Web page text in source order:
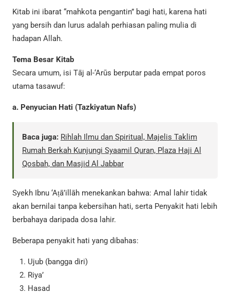
Kitab ini ibarat “mahkota pengantin” bagi hati, karena hati
yang bersih dan lurus adalah perhiasan paling mulia di
hadapan Allah.
Tema Besar Kitab
Secara umum, isi Tāj al-‘Arūs berputar pada empat poros
utama tasawuf:
a. Penyucian Hati (Tazkiyatun Nafs)
Baca juga: Rihlah Ilmu dan Spiritual, Majelis Taklim
Rumah Berkah Kunjungi Syaamil Quran, Plaza Haji Al
Qosbah, dan Masjid Al Jabbar
Syekh Ibnu ‘Aṭā’illāh menekankan bahwa: Amal lahir tidak
akan bernilai tanpa kebersihan hati, serta Penyakit hati lebih
berbahaya daripada dosa lahir.
Beberapa penyakit hati yang dibahas:
Ujub (bangga diri)
Riya’
Hasad